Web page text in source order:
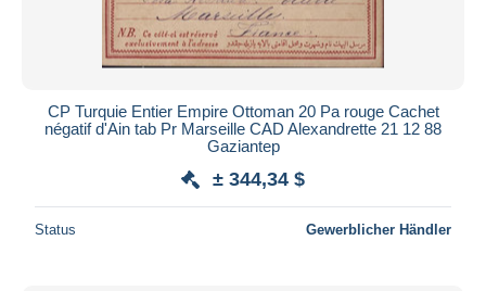
CP Turquie Entier Empire Ottoman 20 Pa rouge Cachet
négatif d'Ain tab Pr Marseille CAD Alexandrette 21 12 88
Gaziantep
± 344,34 $
Status Gewerblicher Händler